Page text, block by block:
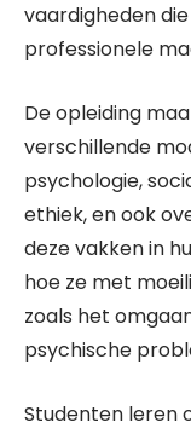
vaardigheden
professionele
De opleiding
verschillende
psychologie,
ethiek, en ook
deze vakken in
hoe ze met
zoals het
psychische
Studenten leren